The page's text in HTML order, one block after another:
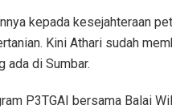
kepada kesejahteraan
Kini Athari sudah
ada di Sumbar.
P3TGAI bersama Balai